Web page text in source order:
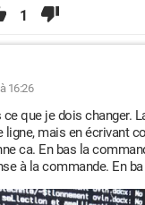
1
16:26
que je dois changer.
ligne, mais en écrivant
ca. En bas la
à la commande. En ba